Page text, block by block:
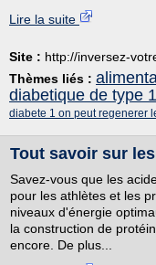
Lire la suite
Site : http://inversez-
Thèmes liés :
diabetique de type 1
diabete 1 on peut regenerer
Tout savoir sur
Savez-vous que les
pour les athlètes et les
niveaux d'énergie
la construction de
encore. De plus...